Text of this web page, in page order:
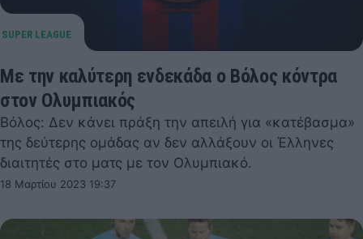
Με την καλύτερη ενδεκάδα ο Βόλος κόντρα
στον Ολυμπιακός
Βόλος: Δεν κάνει πράξη την απειλή για «κατέβασμα»
της δεύτερης ομάδας αν δεν αλλάξουν οι Έλληνες
διαιτητές στο ματς με τον Ολυμπιακό.
18 Μαρτίου 2023 19:37